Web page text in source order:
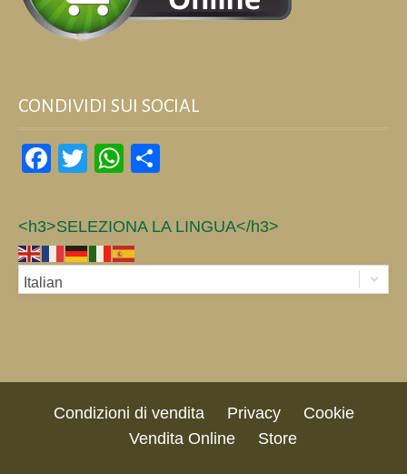
CONDIVIDI SUI SOCIAL
Facebook
TwitterWhatsApp
<h3>SELEZIONA LA LINGUA</h3>
Italian
Condizioni di vendita Privacy
Cookie
Vendita Online
Store